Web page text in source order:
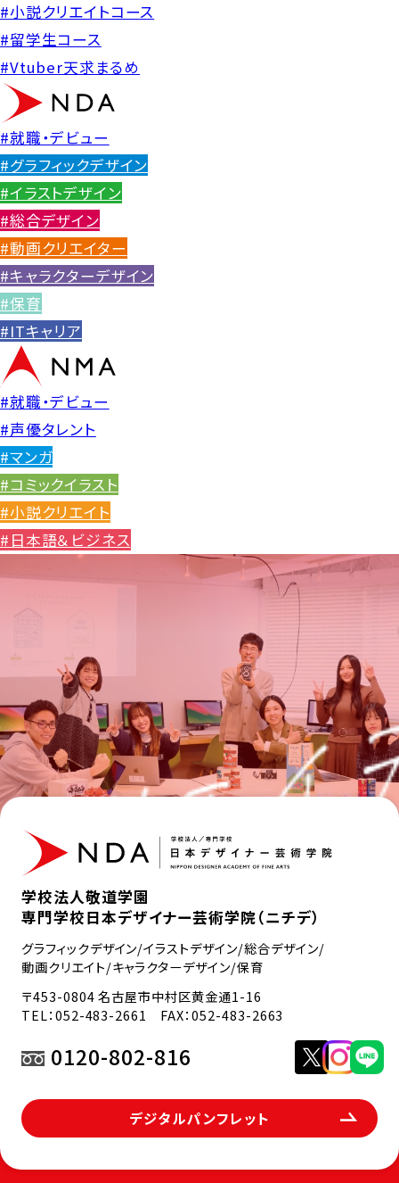
#小説クリエイトコース
#留学生コース
#Vtuber天求まるめ
#就職・デビュー
#グラフィックデザイン
#イラストデザイン
#総合デザイン
#動画クリエイター
#キャラクターデザイン
#保育
#ITキャリア
#就職・デビュー
#声優タレント
#マンガ
#コミックイラスト
#小説クリエイト
#日本語＆ビジネス
学校法人敬道学園
専門学校日本デザイナー芸術学院（ニチデ）
グラフィックデザイン/イラストデザイン/総合デザイン/
動画クリエイト/キャラクターデザイン/保育
〒453-0804 名古屋市中村区黄金通1-16
TEL：052-483-2661 FAX：052-483-2663
0120-802-816
デジタルパンフレット